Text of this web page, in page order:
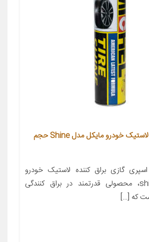
اسپری براق کننده لاستیک خودرو مایکل مدل Shine حجم
گازی براق کننده لاستیک خودرو
مایکل مدل shine، محصولی قدرتمند در براق کنندگی
که […]